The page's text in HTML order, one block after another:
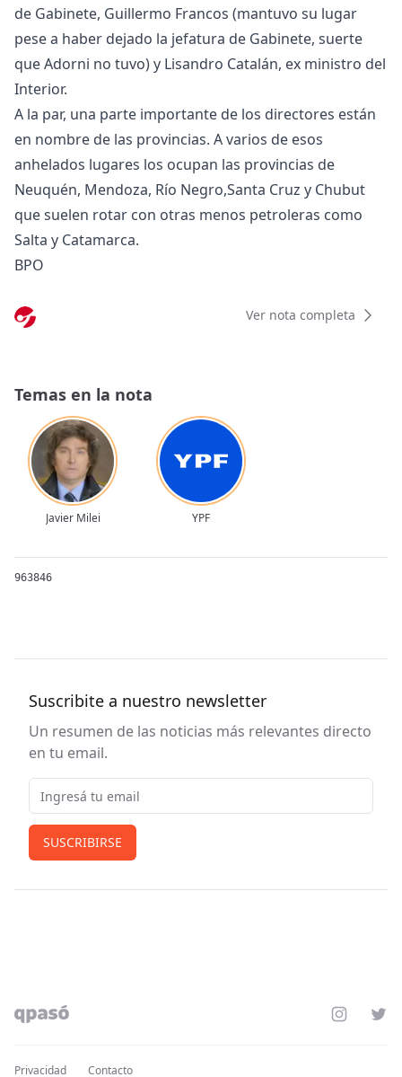
de Gabinete, Guillermo Francos (mantuvo su lugar
pese a haber dejado la jefatura de Gabinete, suerte
que Adorni no tuvo) y Lisandro Catalán, ex ministro del
Interior.
A la par, una parte importante de los directores están
en nombre de las provincias. A varios de esos
anhelados lugares los ocupan las provincias de
Neuquén, Mendoza, Río Negro,Santa Cruz y Chubut
que suelen rotar con otras menos petroleras como
Salta y Catamarca.
BPO
Ver nota completa
Temas en la nota
Javier Milei YPF
963846
Suscribite a nuestro newsletter
Un resumen de las noticias más relevantes directo
en tu email.
Email
SUSCRIBIRSE
Instagram
Privacidad Contacto